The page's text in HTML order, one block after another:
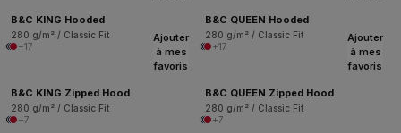
B&C KING Hooded
280 g/m² / Classic Fit
+17
B&C QUEEN Hooded
280 g/m² / Classic Fit
+17
Ajouter
à mes
favoris
B&C KING Zipped Hood
280 g/m² / Classic Fit
+7
Ajouter
à mes
favoris
B&C QUEEN Zipped Hood
280 g/m² / Classic Fit
+7